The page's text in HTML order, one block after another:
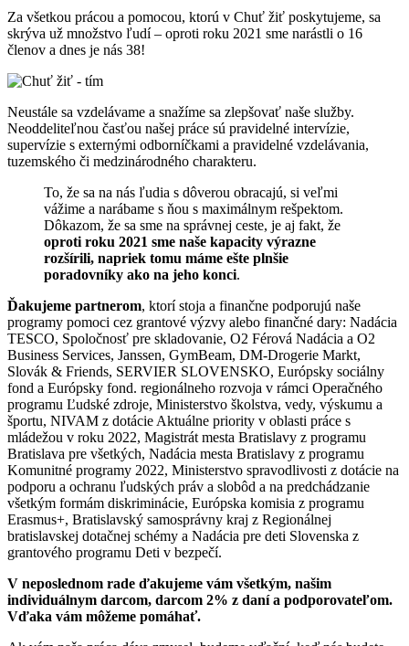
Za všetkou prácou a pomocou, ktorú v Chuť žiť poskytujeme, sa
skrýva už množstvo ľudí – oproti roku 2021 sme narástli o 16
členov a dnes je nás 38!
Neustále sa vzdelávame a snažíme sa zlepšovať naše služby.
Neoddeliteľnou časťou našej práce sú pravidelné intervízie,
supervízie s externými odborníčkami a pravidelné vzdelávania,
tuzemského či medzinárodného charakteru.
To, že sa na nás ľudia s dôverou obracajú, si veľmi
vážime a narábame s ňou s maximálnym rešpektom.
Dôkazom, že sa sme na správnej ceste, je aj fakt, že
oproti roku 2021 sme naše kapacity výrazne
rozšírili, napriek tomu máme ešte plnšie
poradovníky ako na jeho konci.
Ďakujeme partnerom, ktorí stoja a finančne podporujú naše
programy pomoci cez grantové výzvy alebo finančné dary: Nadácia
TESCO, Spoločnosť pre skladovanie, O2 Férová Nadácia a O2
Business Services, Janssen, GymBeam, DM-Drogerie Markt,
Slovák & Friends, SERVIER SLOVENSKO, Európsky sociálny
fond a Európsky fond. regionálneho rozvoja v rámci Operačného
programu Ľudské zdroje, Ministerstvo školstva, vedy, výskumu a
športu, NIVAM z dotácie Aktuálne priority v oblasti práce s
mládežou v roku 2022, Magistrát mesta Bratislavy z programu
Bratislava pre všetkých, Nadácia mesta Bratislavy z programu
Komunitné programy 2022, Ministerstvo spravodlivosti z dotácie na
podporu a ochranu ľudských práv a slobôd a na predchádzanie
všetkým formám diskriminácie, Európska komisia z programu
Erasmus+, Bratislavský samosprávny kraj z Regionálnej
bratislavskej dotačnej schémy a Nadácia pre deti Slovenska z
grantového programu Deti v bezpečí.
V neposlednom rade ďakujeme vám všetkým, našim
individuálnym darcom, darcom 2% z daní a podporovateľom.
Vďaka vám môžeme pomáhať.